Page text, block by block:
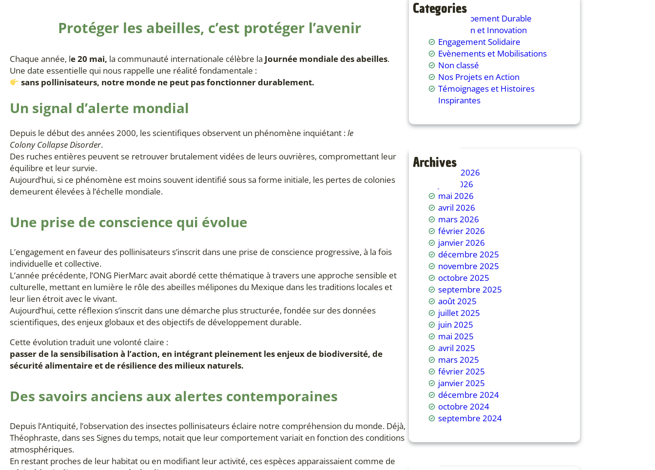
Protéger les abeilles, c’est protéger l’avenir
Chaque année, le 20 mai, la communauté internationale célèbre la Journée mondiale des abeilles.
Une date essentielle qui nous rappelle une réalité fondamentale :
sans pollinisateurs, notre monde ne peut pas fonctionner durablement.
Un signal d’alerte mondial
Depuis le début des années 2000, les scientifiques observent un phénomène inquiétant :le
Colony Collapse Disorder.
Des ruches entières peuvent se retrouver brutalement vidées de leurs ouvrières, compromettant leur
équilibre et leur survie.
Aujourd’hui, si ce phénomène est moins souvent identifié sous sa forme initiale, les pertes de colonies
demeurent élevées à l’échelle mondiale.
Une prise de conscience qui évolue
L’engagement en faveur des pollinisateurs s’inscrit dans une prise de conscience progressive, à la fois
individuelle et collective.
L’année précédente, l’ONG PierMarc avait abordé cette thématique à travers une approche sensible et
culturelle, mettant en lumière le rôle des abeilles mélipones du Mexique dans les traditions locales et
leur lien étroit avec le vivant.
Aujourd’hui, cette réflexion s’inscrit dans une démarche plus structurée, fondée sur des données
scientifiques, des enjeux globaux et des objectifs de développement durable.
Cette évolution traduit une volonté claire :
passer de la sensibilisation à l’action, en intégrant pleinement les enjeux de biodiversité, de
sécurité alimentaire et de résilience des milieux naturels.
Des savoirs anciens aux alertes contemporaines
Depuis l’Antiquité, l’observation des insectes pollinisateurs éclaire notre compréhension du monde. Déjà,
Théophraste, dans ses Signes du temps, notait que leur comportement variait en fonction des conditions
atmosphériques.
En restant proches de leur habitat ou en modifiant leur activité, ces espèces apparaissaient comme de
Categories
Développement Durable
Education et Innovation
Engagement Solidaire
Evènements et Mobilisations
Non classé
Nos Projets en Action
Témoignages et Histoires
Inspirantes
Archives
juillet 2026
juin 2026
mai 2026
avril 2026
mars 2026
février 2026
janvier 2026
décembre 2025
novembre 2025
octobre 2025
septembre 2025
août 2025
juillet 2025
juin 2025
mai 2025
avril 2025
mars 2025
février 2025
janvier 2025
décembre 2024
octobre 2024
septembre 2024